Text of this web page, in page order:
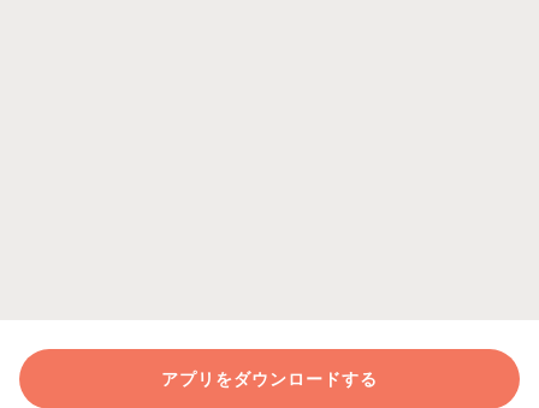
アプリをダウンロードする